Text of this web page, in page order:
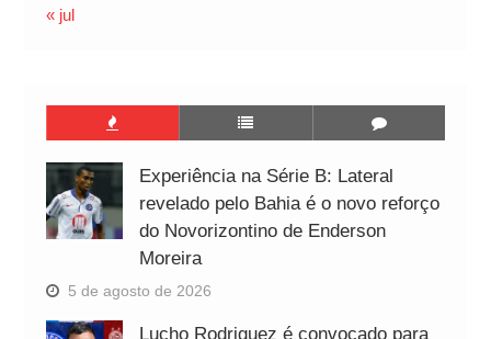
« jul
Experiência na Série B: Lateral
revelado pelo Bahia é o novo reforço
do Novorizontino de Enderson
Moreira
5 de agosto de 2026
Lucho Rodriguez é convocado para